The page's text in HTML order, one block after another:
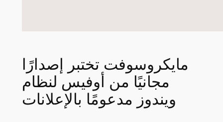
مايكروسوفت تختبر إصدارًا
مجانيًا من أوفيس لنظام